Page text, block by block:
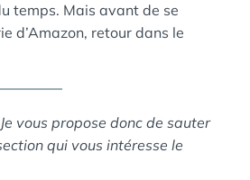
И
Н
Н
temps. Mais avant de se
d’Amazon, retour dans le
vous propose donc de sauter
qui vous intéresse le